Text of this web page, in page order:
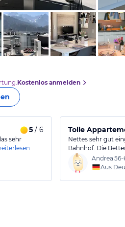
von
Kostenlos anmelden
5 / 6
sehr
Tolle
Nettes sehr gut
Bahnhof. Die
Andrea 56-
Aus